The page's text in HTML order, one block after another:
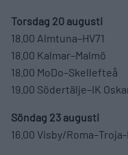
Torsdag 20 augusti
18.00 Almtuna–HV71
18.00 Kalmar–Malmö
18.00 MoDo–Skellefteå
19.00 Södertälje–IK
Söndag 23 augusti
16.00 Visby/